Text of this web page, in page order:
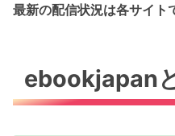
最新の配信状況は各サイト
ebookjapan